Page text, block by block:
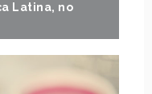
Latina, no